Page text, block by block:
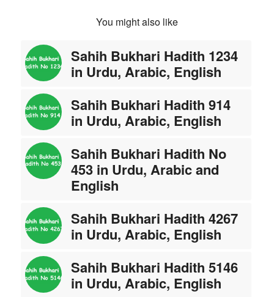
You might also like
Sahih Bukhari Hadith 1234
in Urdu, Arabic, English
Sahih Bukhari Hadith 914
in Urdu, Arabic, English
Sahih Bukhari Hadith No
453 in Urdu, Arabic and
English
Sahih Bukhari Hadith 4267
in Urdu, Arabic, English
Sahih Bukhari Hadith 5146
in Urdu, Arabic, English